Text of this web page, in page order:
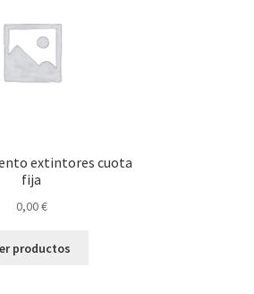
extintores cuota
fija
0,00€
productos